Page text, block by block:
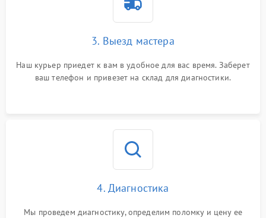
3. Выезд мастера
Наш курьер приедет к вам в удобное для вас время. Заберет
ваш телефон и привезет на склад для диагностики.
4. Диагностика
Мы проведем диагностику, определим поломку и цену ее